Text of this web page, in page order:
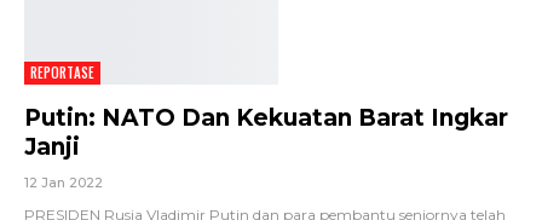
REPORTASE
Putin: NATO Dan Kekuatan Barat Ingkar
Janji
12 Jan 2022
PRESIDEN Rusia Vladimir Putin dan para pembantu seniornya telah